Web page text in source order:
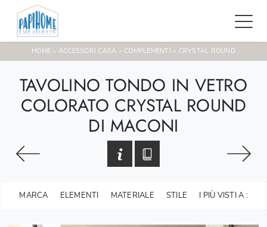
HOME > ACCESSORI CASA > COMPLEMENTI > CRYSTAL ROUND
TAVOLINO TONDO IN VETRO
COLORATO CRYSTAL ROUND
DI MACONI
MARCA ELEMENTI MATERIALE STILE I PIÙ VISTI A :